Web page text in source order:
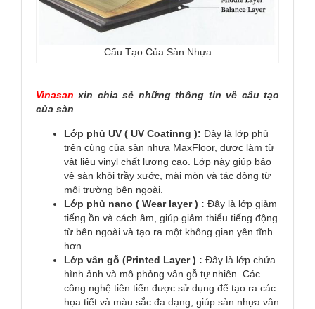
Cấu Tạo Của Sàn Nhựa
Vinasan xin chia sẻ những thông tin về cấu tạo
của sàn
Lớp phủ UV ( UV Coatinng ): Đây là lớp phủ
trên cùng của sàn nhựa MaxFloor, được làm từ
vật liệu vinyl chất lượng cao. Lớp này giúp bảo
vệ sàn khỏi trầy xước, mài mòn và tác động từ
môi trường bên ngoài.
Lớp phủ nano ( Wear layer ) : Đây là lớp giảm
tiếng ồn và cách âm, giúp giảm thiểu tiếng động
từ bên ngoài và tạo ra một không gian yên tĩnh
hơn
Lớp vân gỗ (Printed Layer ) : Đây là lớp chứa
hình ảnh và mô phỏng vân gỗ tự nhiên. Các
công nghệ tiên tiến được sử dụng để tạo ra các
họa tiết và màu sắc đa dạng, giúp sàn nhựa vân